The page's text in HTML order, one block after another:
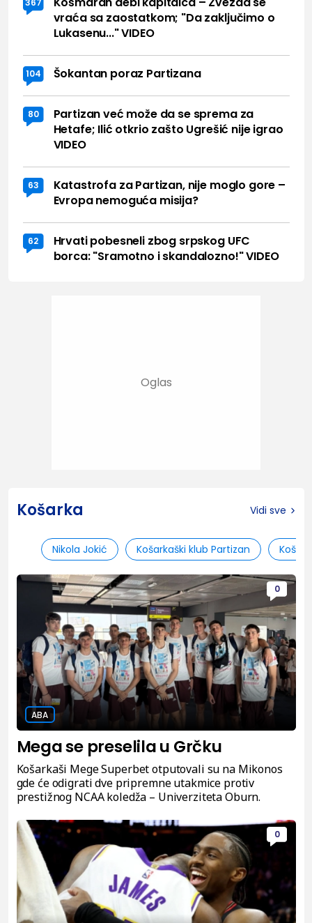
vraća sa zaostatkom; "Da zaključimo o
Lukasenu..." VIDEO
104 Šokantan poraz Partizana
80
Partizan već može da se sprema za
Hetafe; Ilić otkrio zašto Ugrešić nije igrao
VIDEO
63
Katastrofa za Partizan, nije moglo gore –
Evropa nemoguća misija?
62
Hrvati pobesneli zbog srpskog UFC
borca: "Sramotno i skandalozno!" VIDEO
Košarka Vidi sve
Nikola Jokić Košarkaški klub Partizan
0
ABA
Mega se preselila u Grčku
Košarkaši Mege Superbet otputovali su na Mikonos
gde će odigrati dve pripremne utakmice protiv
prestižnog NCAA koledža – Univerziteta Oburn.
0